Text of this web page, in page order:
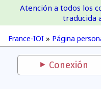
France-IOI » Página
Atención a todos los
traducida
Conexión